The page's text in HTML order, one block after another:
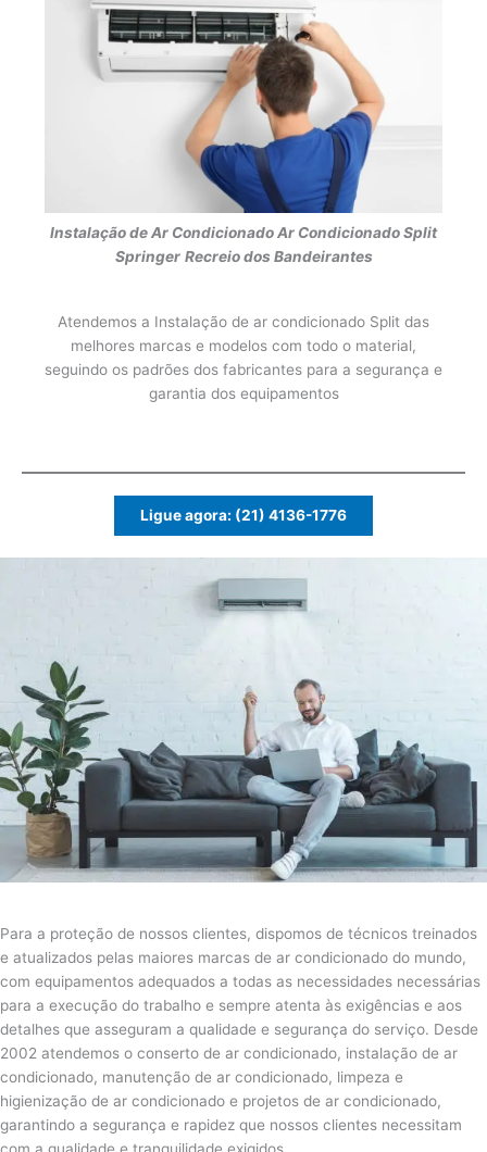
Instalação de Ar CondicionadoAr Condicionado Split
Springer Recreio dos Bandeirantes
Atendemos a Instalação de ar condicionado Split das
melhores marcas e modelos com todo o material,
seguindo os padrões dos fabricantes para a segurança e
garantia dos equipamentos
Ligue agora: (21) 4136-1776
Para a proteção de nossos clientes, dispomos de técnicos treinados
e atualizados pelas maiores marcas de ar condicionado do mundo,
com equipamentos adequados a todas as necessidades necessárias
para a execução do trabalho e sempre atenta às exigências e aos
detalhes que asseguram a qualidade e segurança do serviço. Desde
2002 atendemos o conserto de ar condicionado, instalação de ar
condicionado, manutenção de ar condicionado, limpeza e
higienização de ar condicionado e projetos de ar condicionado,
garantindo a segurança e rapidez que nossos clientes necessitam